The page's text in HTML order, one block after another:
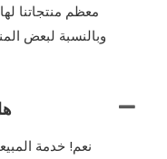
معظم منتجاتنا
وبالنسبة لبعض
نعم! خدمة